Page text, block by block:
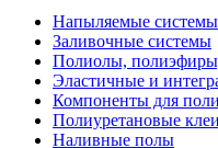
Напыляемые системы
Заливочные системы
Полиолы,
Эластичные и
Компоненты для
Полиуретановые клеи
Наливные полы